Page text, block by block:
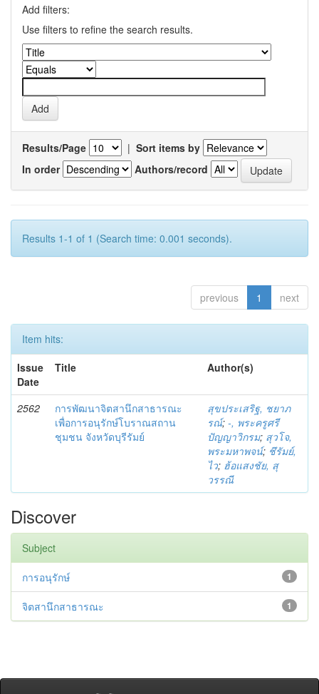
Add filters:
Use filters to refine the search results.
Results/Page | Sort items by
In order
Authors/record
Results 1-1 of 1 (Search time: 0.001 seconds).
previous 1 next
Item hits:
Issue
Date
Title Author(s)
2562
การพัฒนาจิตสานึกสาธารณะ
เพื่อการอนุรักษ์โบราณสถาน
ชุมชน จังหวัดบุรีรัมย์
สุขประเสริฐ, ชยาภ
รณ์; -, พระครูศรี
ปัญญาวิกรม; สุวโจ,
พระมหาพจน์; ชึรัมย์,
ไว; ฮ้อแสงชัย, สุ
วรรณี
Discover
Subject
1
การอนุรักษ์
1
จิตสานึกสาธารณะ